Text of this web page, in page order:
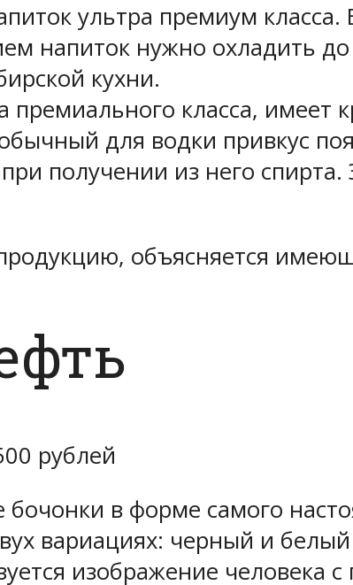
ультра премиум класса.
напиток нужно охладить
кухни.
класса, имеет
для водки привкус
получении из него спирта.
объясняется
рублей
в форме самого
вариациях: черный и
изображение человека